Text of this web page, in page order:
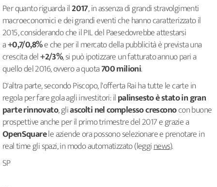
Per quanto riguarda il2017, in assenza di grandi stravolgimenti
macroeconomici e dei grandi eventi che hanno caratterizzato il
2015, considerando che il PIL del Paesedovrebbe attestarsi
a+0,7/0,8%e che per il mercato della pubblicità è prevista una
crescita del+2/3%, si può ipotizzare un fatturato annuo pari a
quello del 2016, ovvero a quota700 milioni.
D'altra parte, secondo Piscopo, l'offerta Rai ha tutte le carte in
regola per fare gola agli investitori: ilpalinsesto è stato in gran
parte rinnovato, gliascolti nel complesso cresconocon buone
prospettive anche per il primo trimestre del 2017 e grazie a
OpenSquarele aziende ora possono selezionare e prenotare in
real time gli spazi, in modo automatizzato (legginews).
SP